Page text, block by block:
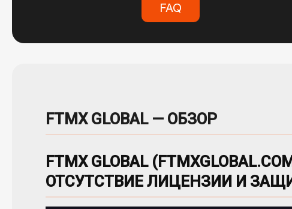
FAQ
FTMX GLOBAL — ОБЗОР
FTMX GLOBAL
ОТСУТСТВИЕ ЛИЦЕНЗИИ И